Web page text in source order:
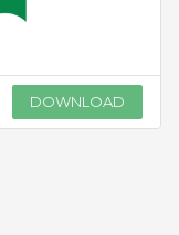
DOWNLOAD